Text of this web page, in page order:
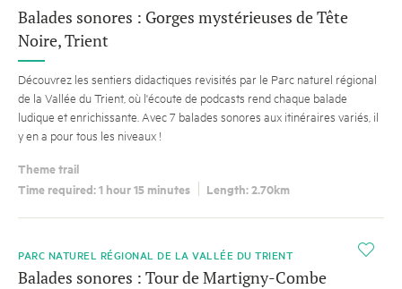
Balades sonores : Gorges mystérieuses de Tête
Noire, Trient
Découvrez les sentiers didactiques revisités par le Parc naturel régional
de la Vallée du Trient, où l'écoute de podcasts rend chaque balade
ludique et enrichissante. Avec 7 balades sonores aux itinéraires variés, il
y en a pour tous les niveaux !
Theme trail
Time required: 1 hour 15 minutes
Length: 2.70km
i
PARC NATUREL RÉGIONAL DE LA VALLÉE DU TRIENT
Balades sonores : Tour de Martigny-Combe